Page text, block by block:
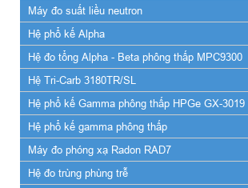
Máy đo suất liều neutron
Hệ phổ kế Alpha
Hệ đo tổng Alpha - Beta phông thấp MPC9300
Hệ Tri-Carb 3180TR/SL
Hệ phổ kế Gamma phông thấp HPGe GX-3019
Hệ phổ kế gamma phông thấp
Máy đo phóng xạ Radon RAD7
Hệ đo trùng phùng trễ